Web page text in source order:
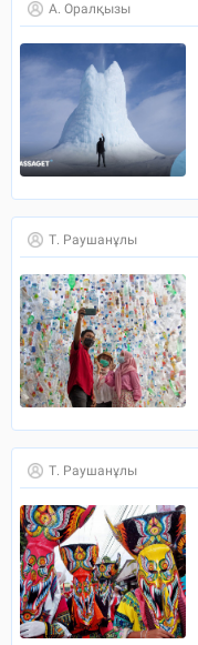
А. Оралқызы
Т. Раушанұлы
Т. Раушанұлы